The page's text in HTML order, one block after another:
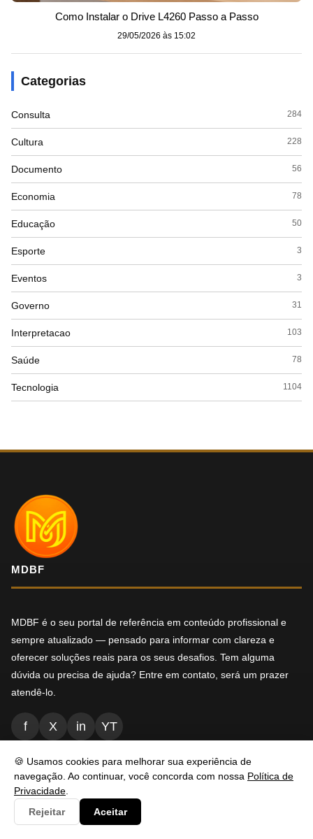
🍪 Usamos cookies para melhorar sua experiência de
navegação. Ao continuar, você concorda com nossa Política de
Privacidade
Rejeitar
Aceitar
Como Instalar o Drive L4260 Passo a Passo
29/05/2026 às 15:02
Categorias
Consulta 284
Cultura 228
Documento 56
Economia 78
Educação 50
Esporte 3
Eventos 3
Governo 31
Interpretacao 103
Saúde 78
Tecnologia 1104
MDBF
MDBF é o seu portal de referência em conteúdo profissional e
sempre atualizado — pensado para informar com clareza e
oferecer soluções reais para os seus desafios. Tem alguma
dúvida ou precisa de ajuda? Entre em contato, será um prazer
atendê-lo.
f X in YT
NAVEGAÇÃO
Inicio